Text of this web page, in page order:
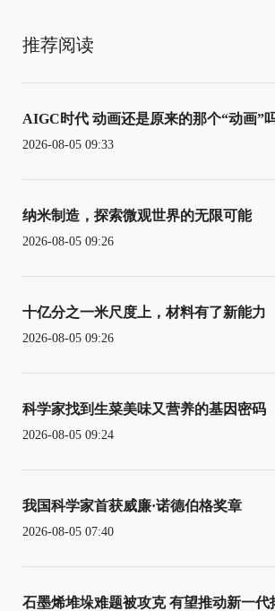
推荐阅读
AIGC时代 动画还是原来的那个“动画”
2026-08-05 09:33
纳米制造，探索微观世界的无限可能
2026-08-05 09:26
十亿分之一米尺度上，材料有了新能力
2026-08-05 09:26
科学家找到生菜美味又营养的基因密码
2026-08-05 09:24
我国科学家首获威廉·诺德伯格奖章
2026-08-05 07:40
石墨烯堆垛难题被攻克 有望推动新一代